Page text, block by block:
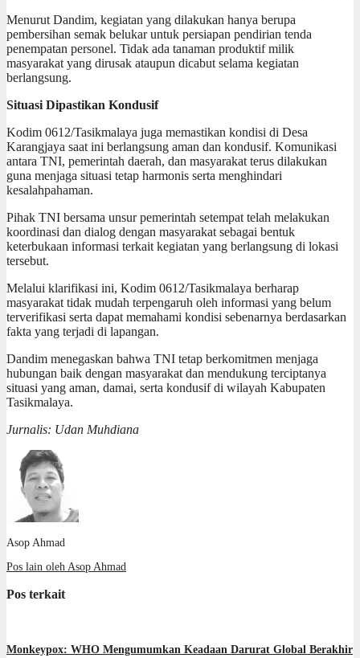
Menurut Dandim, kegiatan yang dilakukan hanya berupa
pembersihan semak belukar untuk persiapan pendirian tenda
penempatan personel. Tidak ada tanaman produktif milik
masyarakat yang dirusak ataupun dicabut selama kegiatan
berlangsung.
Situasi Dipastikan Kondusif
Kodim 0612/Tasikmalaya juga memastikan kondisi di Desa
Karangjaya saat ini berlangsung aman dan kondusif. Komunikasi
antara TNI, pemerintah daerah, dan masyarakat terus dilakukan
guna menjaga situasi tetap harmonis serta menghindari
kesalahpahaman.
Pihak TNI bersama unsur pemerintah setempat telah melakukan
koordinasi dan dialog dengan masyarakat sebagai bentuk
keterbukaan informasi terkait kegiatan yang berlangsung di lokasi
tersebut.
Melalui klarifikasi ini, Kodim 0612/Tasikmalaya berharap
masyarakat tidak mudah terpengaruh oleh informasi yang belum
terverifikasi serta dapat memahami kondisi sebenarnya berdasarkan
fakta yang terjadi di lapangan.
Dandim menegaskan bahwa TNI tetap berkomitmen menjaga
hubungan baik dengan masyarakat dan mendukung terciptanya
situasi yang aman, damai, serta kondusif di wilayah Kabupaten
Tasikmalaya.
Jurnalis: Udan Muhdiana
Asop Ahmad
Pos lain oleh Asop Ahmad
Pos terkait
Monkeypox: WHO Mengumumkan Keadaan Darurat Global Berakhir